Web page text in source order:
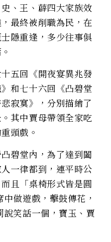
、王、薜四大家族效
最終被削職為民，在
隱重逢，多少往事俱
五回《開夜宴異兆發
和七十六回《凸碧堂
寂寞》，分別描繪了
其中賈母帶領全家吃
頭戲。
碧堂內，為了達到闔
一律都到，連平時公
且「桌椅形式皆是圓
做遊戲，擊鼓傳花，
笑話一個，寶玉、賈